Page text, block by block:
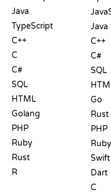
Java
TypeScript
C++
C
C#
SQL
HTML
Golang
PHP
Ruby
Rust
R
Java
C++
C#
SQL
Go
Rust
PHP
Ruby
Swift
Dart
C